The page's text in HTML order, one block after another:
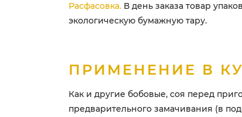
Расфасовка. В день заказа товар
экологическую бумажную тару.
ПРИМЕНЕНИЕ В
Как и другие бобовые, соя перед
предварительного замачивания (в